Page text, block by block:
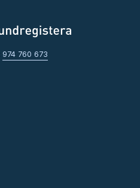
974 760 673